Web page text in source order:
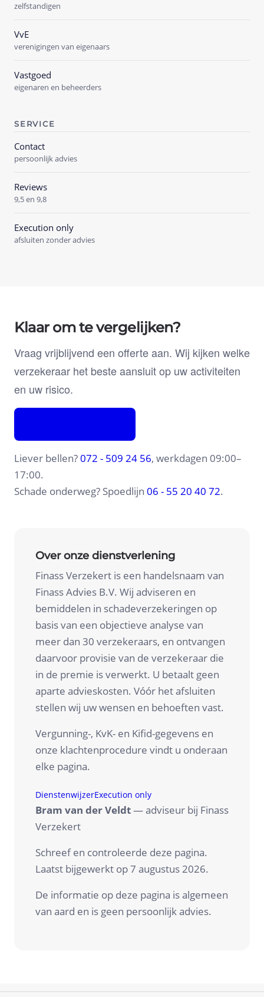
zelfstandigen
VvE
verenigingen van eigenaars
Vastgoed
eigenaren en beheerders
SERVICE
Contact
persoonlijk advies
Reviews
9,5 en 9,8
Execution only
afsluiten zonder advies
Klaar om te vergelijken?
Vraag vrijblijvend een offerte aan. Wij kijken welke
verzekeraar het beste aansluit op uw activiteiten
en uw risico.
Liever bellen?072 - 509 24 56, werkdagen 09:00–
17:00.
Schade onderweg? Spoedlijn 06 - 55 20 40 72.
Over onze dienstverlening
Finass Verzekert is een handelsnaam van
Finass Advies B.V. Wij adviseren en
bemiddelen in schadeverzekeringen op
basis van een objectieve analyse van
meer dan 30 verzekeraars, en ontvangen
daarvoor provisie van de verzekeraar die
in de premie is verwerkt. U betaalt geen
aparte advieskosten. Vóór het afsluiten
stellen wij uw wensen en behoeften vast.
Vergunning-, KvK- en Kifid-gegevens en
onze klachtenprocedure vindt u onderaan
elke pagina.
DienstenwijzerExecution only
Bram van der Veldt— adviseur bij Finass
Verzekert
Schreef en controleerde deze pagina.
Laatst bijgewerkt op7 augustus 2026.
De informatie op deze pagina is algemeen
van aard en is geen persoonlijk advies.